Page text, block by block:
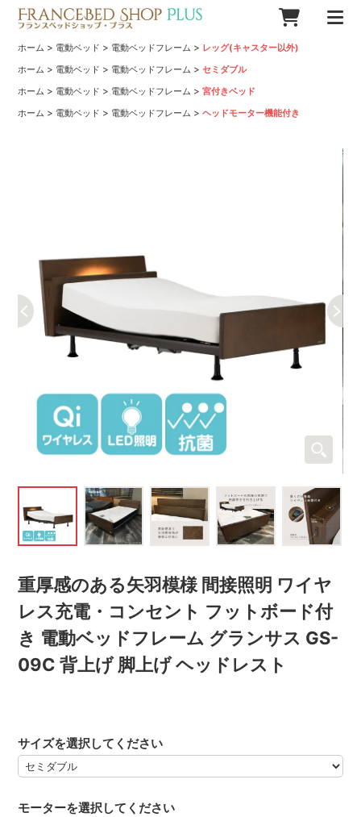
ホーム > 電動ベッド > 電動ベッドフレーム > レッグ(キャスター以外)
ホーム > 電動ベッド > 電動ベッドフレーム >セミダブル
ホーム > 電動ベッド > 電動ベッドフレーム >宮付きベッド
ホーム > 電動ベッド > 電動ベッドフレーム >ヘッドモーター機能付き
重厚感のある矢羽模様 間接照明 ワイヤ
レス充電・コンセント フットボード付
き 電動ベッドフレーム グランサス GS-
09C 背上げ 脚上げ ヘッドレスト
サイズを選択してください
モーターを選択してください